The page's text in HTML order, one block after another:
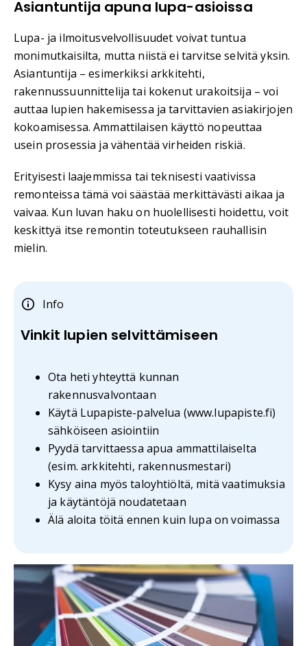
Asiantuntija apuna lupa-asioissa
Lupa- ja ilmoitusvelvollisuudet voivat tuntua
monimutkaisilta, mutta niistä ei tarvitse selvitä yksin.
Asiantuntija – esimerkiksi arkkitehti,
rakennussuunnittelija tai kokenut urakoitsija – voi
auttaa lupien hakemisessa ja tarvittavien asiakirjojen
kokoamisessa. Ammattilaisen käyttö nopeuttaa
usein prosessia ja vähentää virheiden riskiä.
Erityisesti laajemmissa tai teknisesti vaativissa
remonteissa tämä voi säästää merkittävästi aikaa ja
vaivaa. Kun luvan haku on huolellisesti hoidettu, voit
keskittyä itse remontin toteutukseen rauhallisin
mielin.
Info
Vinkit lupien selvittämiseen
Ota heti yhteyttä kunnan
rakennusvalvontaan
Käytä Lupapiste-palvelua (www.lupapiste.fi)
sähköiseen asiointiin
Pyydä tarvittaessa apua ammattilaiselta
(esim. arkkitehti, rakennusmestari)
Kysy aina myös taloyhtiöltä, mitä vaatimuksia
ja käytäntöjä noudatetaan
Älä aloita töitä ennen kuin lupa on voimassa